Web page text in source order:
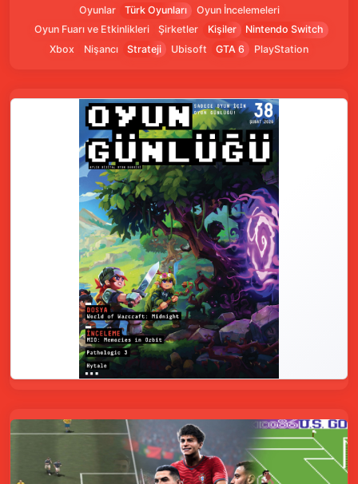
Oyunlar Türk Oyunları
Oyun İncelemeleri
Oyun Fuarı ve Etkinlikleri
Şirketler Kişiler
Nintendo Switch
Xbox
Nişancı Strateji Ubisoft GTA 6 PlayStation